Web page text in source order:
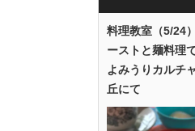
料理教室（5/24
ーストと麺料理
よみうりカルチ
丘にて